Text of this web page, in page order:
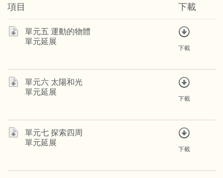
項目 下載
單元五 運動的物體
單元延展
下載
單元六 太陽和光
單元延展
下載
單元七 探索四周
單元延展
下載